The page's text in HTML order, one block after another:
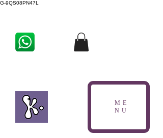
G-9QS08PN47L
ME
NU